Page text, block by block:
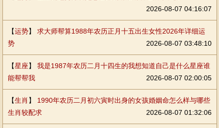
2026-08-07 04:16:07
【运势】 求大师帮算1988年农历正月十五出生女性2026年详细运
势
2026-08-07 03:48:10
【星座】 我是1987年农历二月十四生的我想知道自己是什么星座谁
能帮帮我
2026-08-07 02:00:05
【生肖 】 1990年农历二月初六寅时出身的女孩婚姻命怎么样与哪些
生肖较配求
2026-08-07 01:32:06